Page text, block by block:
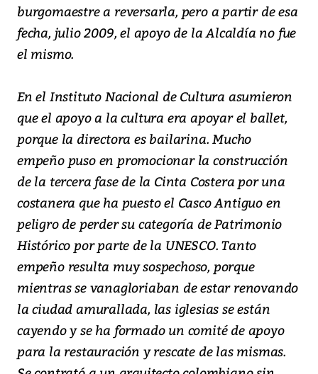
burgomaestre a reversarla, pero a partir de esa
fecha, julio 2009, el apoyo de la Alcaldía no fue
el mismo.
En el Instituto Nacional de Cultura asumieron
que el apoyo a la cultura era apoyar el ballet,
porque la directora es bailarina. Mucho
empeño puso en promocionar la construcción
de la tercera fase de la Cinta Costera por una
costanera que ha puesto el Casco Antiguo en
peligro de perder su categoría de Patrimonio
Histórico por parte de la UNESCO. Tanto
empeño resulta muy sospechoso, porque
mientras se vanagloriaban de estar renovando
la ciudad amurallada, las iglesias se están
cayendo y se ha formado un comité de apoyo
para la restauración y rescate de las mismas.